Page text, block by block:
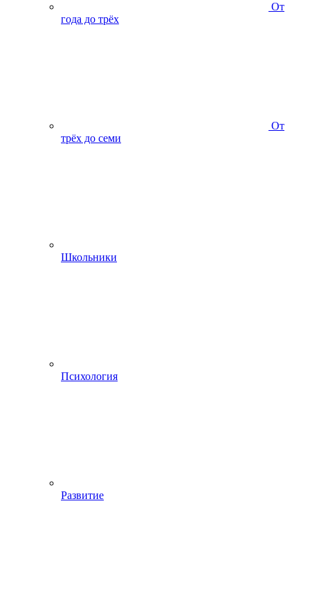
От
года до трёх
От
трёх до семи
Школьники
Психология
Развитие